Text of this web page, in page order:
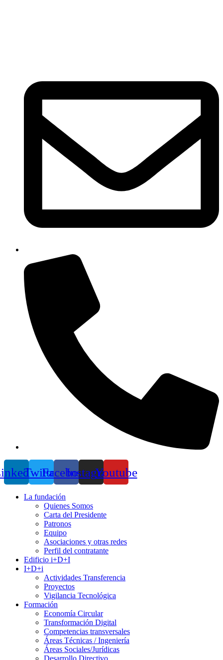
TwitterFacebookInstagramYoutube
La fundación
Quienes Somos
Carta del Presidente
Patronos
Equipo
Asociaciones y otras redes
Perfil del contratante
Edificio i+D+I
I+D+i
Actividades Transferencia
Proyectos
Vigilancia Tecnológica
Formación
Economía Circular
Transformación Digital
Competencias transversales
Áreas Técnicas / Ingeniería
Áreas Sociales/Jurídicas